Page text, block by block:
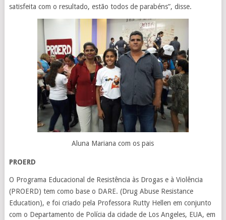
satisfeita com o resultado, estão todos de parabéns”, disse.
Aluna Mariana com os pais
PROERD
O Programa Educacional de Resistência às Drogas e à Violência
(PROERD) tem como base o DARE. (Drug Abuse Resistance
Education), e foi criado pela Professora Rutty Hellen em conjunto
com o Departamento de Polícia da cidade de Los Angeles, EUA, em